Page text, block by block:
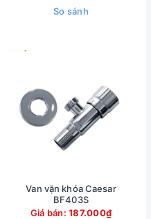
So sánh
Van vặn khóa Caesar
BF403S
Giá bán:187.000₫